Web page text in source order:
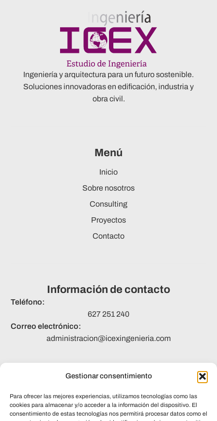
Gestionar consentimiento
Para ofrecer las mejores experiencias, utilizamos tecnologías como las
cookies para almacenar y/o acceder a la información del dispositivo. El
consentimiento de estas tecnologías nos permitirá procesar datos como el
Ingeniería y arquitectura para un futuro sostenible.
Soluciones innovadoras en edificación, industria y
obra civil.
Menú
Inicio
Sobre nosotros
Consulting
Proyectos
Contacto
Información de contacto
Teléfono:
627 251 240
Correo electrónico:
administracion@icexingenieria.com
Aviso legal